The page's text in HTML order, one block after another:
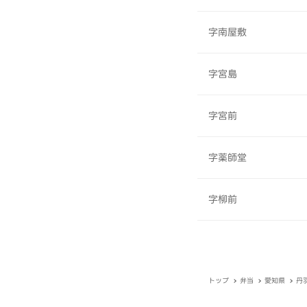
字南屋敷
字宮島
字宮前
字薬師堂
字柳前
トップ 弁当 愛知県 丹